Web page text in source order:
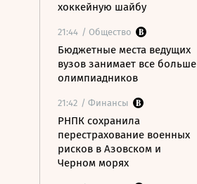
хоккейную шайбу
21:44 / Общество
Бюджетные места ведущих
вузов занимает все больше
олимпиадников
21:42 / Финансы
РНПК сохранила
перестрахование военных
рисков в Азовском и
Черном морях